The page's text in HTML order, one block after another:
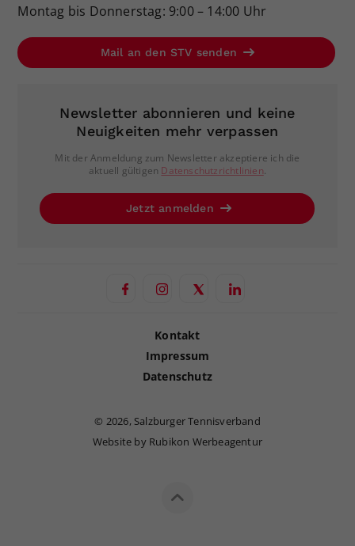
Montag bis Donnerstag: 9:00 – 14:00 Uhr
Mail an den STV senden
Newsletter abonnieren und keine
Neuigkeiten mehr verpassen
Mit der Anmeldung zum Newsletter akzeptiere ich die
aktuell gültigen Datenschutzrichtlinien.
Jetzt anmelden
Kontakt
Impressum
Datenschutz
© 2026, Salzburger Tennisverband
Website by Rubikon Werbeagentur